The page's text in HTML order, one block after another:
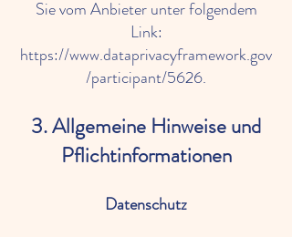
Sie vom Anbieter unter folgendem
Link:
https://www.dataprivacyframework.gov
/participant/5626.
3. Allgemeine Hinweise und
Pflichtinformationen
Datenschutz